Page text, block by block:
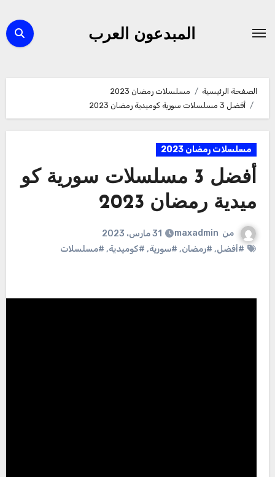
المبدعون العرب
الصفحة الرئيسية
مسلسلات رمضان 2023
أفضل 3 مسلسلات سورية كوميدية رمضان 2023
مسلسلات رمضان 2023
أفضل 3 مسلسلات سورية كو
ميدية رمضان 2023
من maxadmin
31 مارس، 2023
#أفضل, #رمضان, #سورية, #كوميدية, #مسلسلات